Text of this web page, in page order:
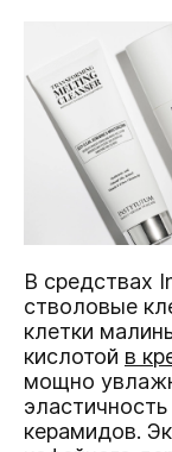
В средствах
стволовые
клетки
кислотой в
мощно
керамидов.